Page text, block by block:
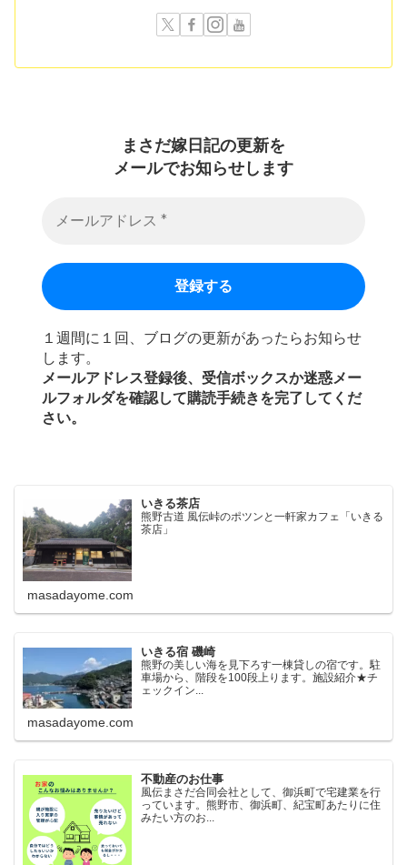
まさだ嫁日記の更新を
メールでお知らせします
１週間に１回、ブログの更新があったらお知らせ
します。
メールアドレス登録後、受信ボックスか迷惑メー
ルフォルダを確認して購読手続きを完了してくだ
さい。
いきる茶店
熊野古道 風伝峠のポツンと一軒家カフェ「いきる
茶店」
masadayome.com
いきる宿 磯崎
熊野の美しい海を見下ろす一棟貸しの宿です。駐
車場から、階段を100段上ります。施設紹介★チ
ェックイン...
masadayome.com
不動産のお仕事
風伝まさだ合同会社として、御浜町で宅建業を行
っています。熊野市、御浜町、紀宝町あたりに住
みたい方のお...